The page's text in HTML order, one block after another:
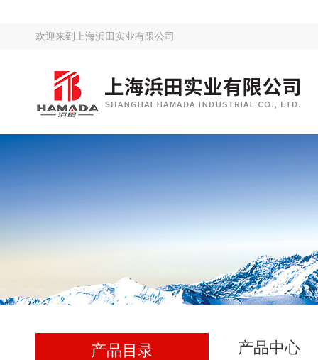
欢迎来到 上海浜田实业有限公司
产品目录 产品中心